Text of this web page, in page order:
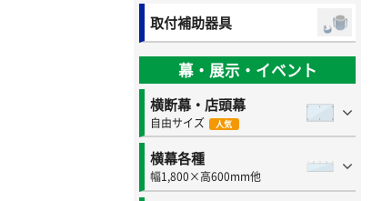
取付補助器具
幕・展示・イベント
横断幕・店頭幕
自由サイズ 人気
横幕各種
幅1,800×高600mm他